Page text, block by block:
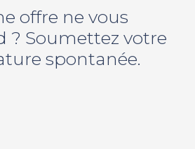
offre ne vous
? Soumettez votre
spontanée.